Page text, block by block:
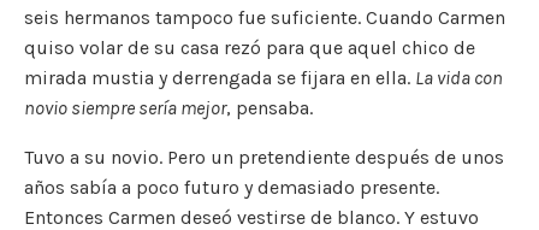
seis hermanos tampoco fue suficiente. Cuando Carmen
quiso volar de su casa rezó para que aquel chico de
mirada mustia y derrengada se fijara en ella. La vida con
novio siempre sería mejor, pensaba.
Tuvo a su novio. Pero un pretendiente después de unos
años sabía a poco futuro y demasiado presente.
Entonces Carmen deseó vestirse de blanco. Y estuvo